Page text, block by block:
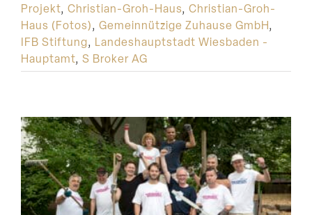
Projekt, Christian-Groh-Haus, Christian-Groh-
Haus (Fotos), Gemeinnützige Zuhause GmbH,
IFB Stiftung, Landeshauptstadt Wiesbaden -
Hauptamt, S Broker AG